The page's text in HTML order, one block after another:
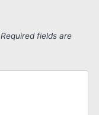
Required fields are